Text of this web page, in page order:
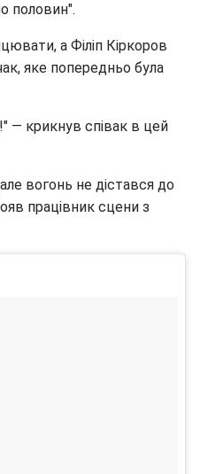
половин".
а Філіп Кіркоров
яке попередньо була
— крикнув співак в цей
вогонь не дістався до
працівник сцени з